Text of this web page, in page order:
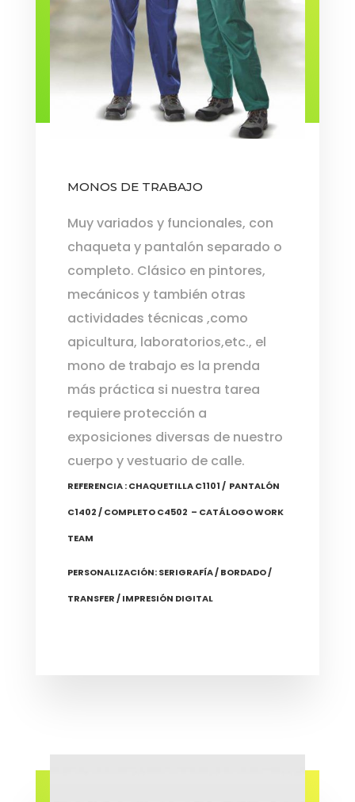
MONOS DE TRABAJO
Muy variados y funcionales, con
chaqueta y pantalón separado o
completo. Clásico en pintores,
mecánicos y también otras
actividades técnicas ,como
apicultura, laboratorios,etc., el
mono de trabajo es la prenda
más práctica si nuestra tarea
requiere protección a
exposiciones diversas de nuestro
cuerpo y vestuario de calle.
REFERENCIA : CHAQUETILLA C1101 / PANTALÓN
C1402 / COMPLETO C4502 – CATÁLOGO WORK
TEAM
PERSONALIZACIÓN: SERIGRAFÍA / BORDADO /
TRANSFER / IMPRESIÓN DIGITAL